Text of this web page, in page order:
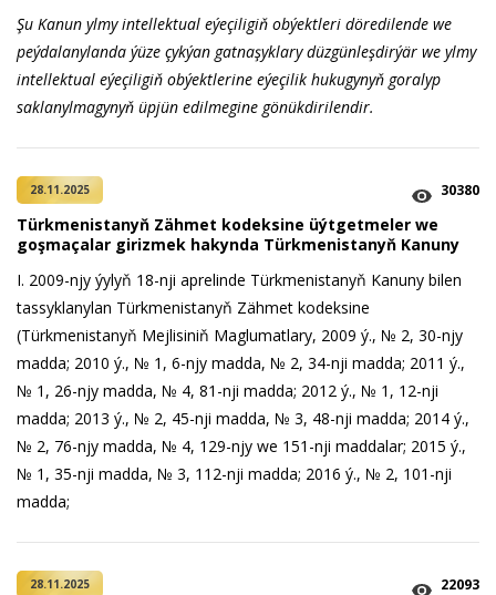
Şu Kanun ylmy intellektual eýeçiligiň obýektleri döredilende we
peýdalanylanda ýüze çykýan gatnaşyklary düzgünleşdirýär we ylmy
intellektual eýeçiligiň obýektlerine eýeçilik hukugynyň goralyp
saklanylmagynyň üpjün edilmegine gönükdirilendir.
28.11.2025 30380
Türkmenistanyň Zähmet kodeksine üýtgetmeler we
goşmaçalar girizmek hakynda Türkmenistanyň Kanuny
I. 2009-njy ýylyň 18-nji aprelinde Türkmenistanyň Kanuny bilen
tassyklanylan Türkmenistanyň Zähmet kodeksine
(Türkmenistanyň Mejlisiniň Maglumatlary, 2009 ý., № 2, 30-njy
madda; 2010 ý., № 1, 6-njy madda, № 2, 34-nji madda; 2011 ý.,
№ 1, 26-njy madda, № 4, 81-nji madda; 2012 ý., № 1, 12-nji
madda; 2013 ý., № 2, 45-nji madda, № 3, 48-nji madda; 2014 ý.,
№ 2, 76-njy madda, № 4, 129-njy we 151-nji maddalar; 2015 ý.,
№ 1, 35-nji madda, № 3, 112-nji madda; 2016 ý., № 2, 101-nji
madda;
28.11.2025 22093